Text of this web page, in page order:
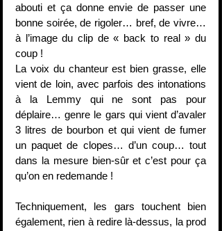
abouti et ça donne envie de passer une
bonne soirée, de rigoler… bref, de vivre…
à l’image du clip de « back to real » du
coup !
La voix du chanteur est bien grasse, elle
vient de loin, avec parfois des intonations
à la Lemmy qui ne sont pas pour
déplaire… genre le gars qui vient d’avaler
3 litres de bourbon et qui vient de fumer
un paquet de clopes… d’un coup… tout
dans la mesure bien-sûr et c’est pour ça
qu’on en redemande !
Techniquement, les gars touchent bien
également, rien à redire là-dessus, la prod